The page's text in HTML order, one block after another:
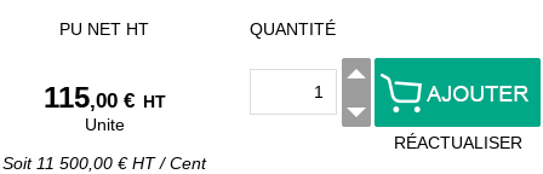
PU NET HT
115,00 € HT
Unite
Soit 11 500,00 € HT/Cent
QUANTITÉ
RÉACTUALISER